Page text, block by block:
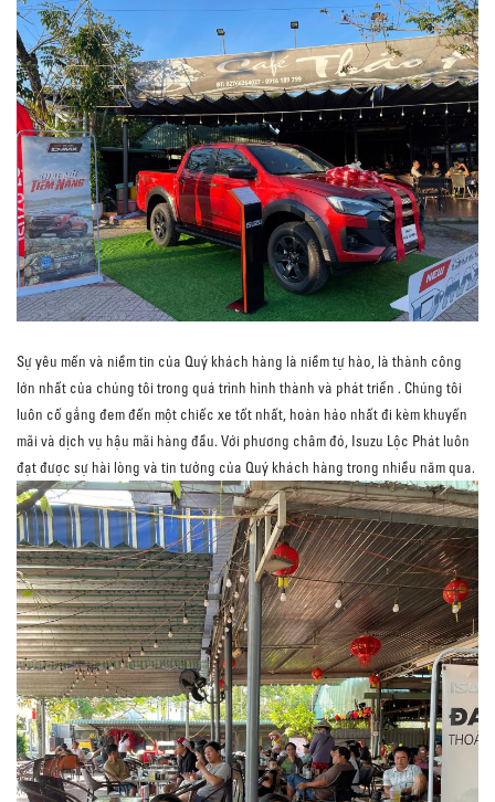
Sự yêu mến và niềm tin của Quý khách hàng là niềm tự hào, là thành công
lớn nhất của chúng tôi trong quá trình hình thành và phát triển . Chúng tôi
luôn cố gắng đem đến một chiếc xe tốt nhất, hoàn hảo nhất đi kèm khuyến
mãi và dịch vụ hậu mãi hàng đầu. Với phương châm đó, Isuzu Lộc Phát luôn
đạt được sự hài lòng và tin tưởng của Quý khách hàng trong nhiều năm qua.